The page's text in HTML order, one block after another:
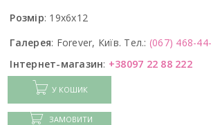
Розмір: 19x6x12
Галерея: Forever, Київ. Тел.: (067) 468-
Інтернет-магазин: +38097 22 88 222
У КОШИК
ЗАМОВИТИ